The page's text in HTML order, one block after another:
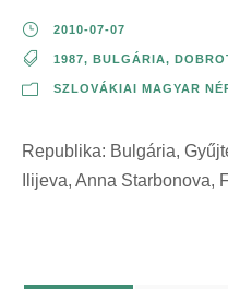
2010-07-07
1987, BULGÁRIA,
SZLOVÁKIAI MAGYAR
Republika: Bulgária,
Ilijeva, Anna